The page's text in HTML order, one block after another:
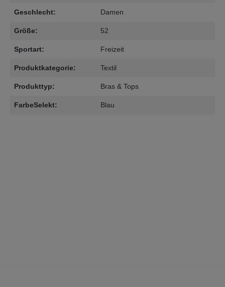
Geschlecht: Damen
Größe: 52
Sportart: Freizeit
Produktkategorie: Textil
Produkttyp: Bras & Tops
FarbeSelekt: Blau